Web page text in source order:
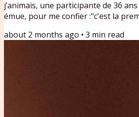
j’animais, une participante de 36
émue, pour me confier :"c'est la
simplement envie de me faire du
about 2 months ago • 3 min read